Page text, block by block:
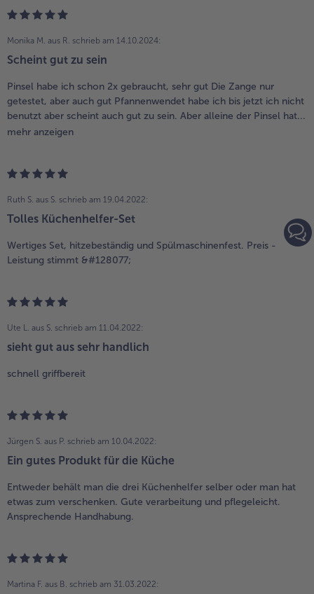
Monika M. aus R. schrieb am 14.10.2024:
Scheint gut zu sein
Pinsel habe ich schon 2x gebraucht, sehr gut Die Zange nur
getestet, aber auch gut Pfannenwendet habe ich bis jetzt ich nicht
benutzt aber scheint auch gut zu sein. Aber alleine der Pinsel hat...
mehr anzeigen
Ruth S. aus S. schrieb am 19.04.2022:
Tolles Küchenhelfer-Set
Wertiges Set, hitzebeständig und Spülmaschinenfest. Preis -
Leistung stimmt &#128077;
Ute L. aus S. schrieb am 11.04.2022:
sieht gut aus sehr handlich
schnell griffbereit
Jürgen S. aus P. schrieb am 10.04.2022:
Ein gutes Produkt für die Küche
Entweder behält man die drei Küchenhelfer selber oder man hat
etwas zum verschenken. Gute verarbeitung und pflegeleicht.
Ansprechende Handhabung.
Martina F. aus B. schrieb am 31.03.2022: